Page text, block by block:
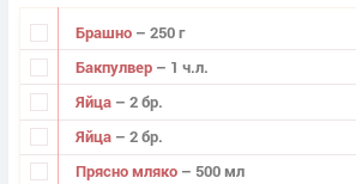
Брашно – 250 г
Бакпулвер – 1 ч.л.
Яйца – 2 бр.
Яйца – 2 бр.
Прясно мляко – 500 мл